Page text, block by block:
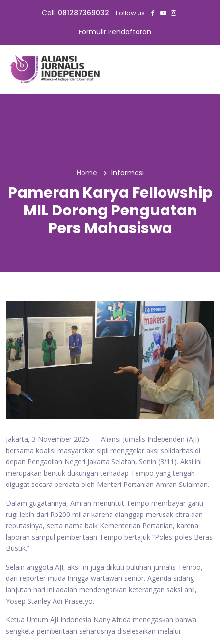
Call: 081287369032 Follow us:
Formulir Pendaftaran
Home Informasi
Pameran Karya Fellowship
MIL Dorong Penguatan
Pers Mahasiswa
Jakarta, 3 November 2025 — Aliansi Jurnalis Independen (AJI)
bersama koalisi masyarakat sipil menggelar aksi solidaritas di
depan Pengadilan Negeri Jakarta Selatan, Senin (3/11). Aksi ini
merupakan bentuk dukungan terhadap Tempo yang tengah
digugat secara perdata oleh Menteri Pertanian Amran Sulaiman.
Dalam gugatannya, Amran menuntut Tempo membayar ganti
rugi lebih dari Rp200 miliar karena dianggap merusak citra dan
reputasinya, serta nama baik Kementerian Pertanian, karena
laporan sampul pemberitaan Tempo bertajuk “Poles-poles Beras
Busuk.”
Selain anggota AJI, aksi ini juga diikuti puluhan jurnalis Tempo,
dari reporter muda hingga wartawan senior. Agenda sidang
lanjutan hari ini adalah mendengarkan keterangan saksi ahli,
Yosep Stanley Adi Prasetyo.
Ketua Umum AJI Indonesia Nany Afrida menegaskan bahwa
sengketa pemberitaan seharusnya diselesaikan melalui